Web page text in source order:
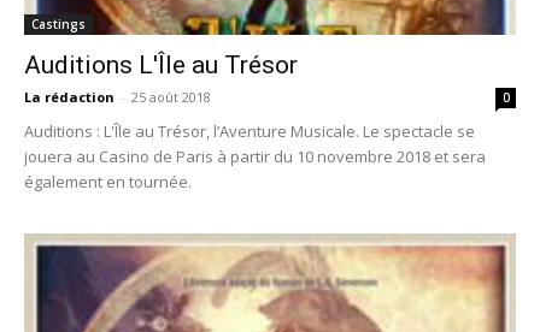
Castings
Auditions L'Île au Trésor
La rédaction - 25 août 2018 0
Auditions : L'Île au Trésor, l’Aventure Musicale. Le spectacle se
jouera au Casino de Paris à partir du 10 novembre 2018 et sera
également en tournée.